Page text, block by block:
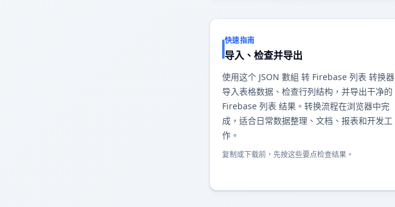
快速指南
导入、检查并导出
使用这个 JSON 數組 转 Firebase 列表 转换器
导入表格数据、检查行列结构，并导出干净的
Firebase 列表 结果。转换流程在浏览器中完
成，适合日常数据整理、文档、报表和开发工
作。
复制或下载前，先按这些要点检查结果。